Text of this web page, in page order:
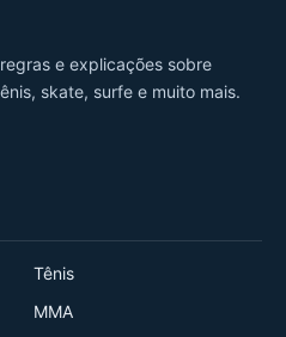
e explicações sobre
skate, surfe e muito mais.
Tênis
MMA